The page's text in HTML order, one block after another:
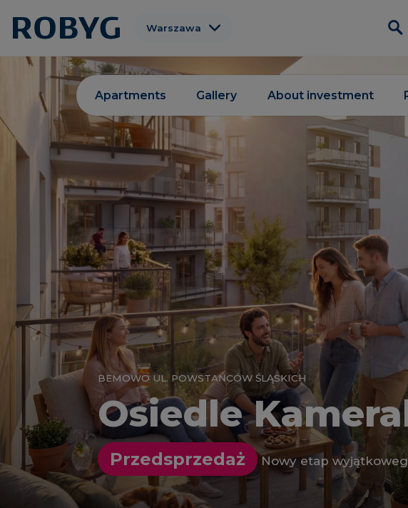
Warszawa
Gdańsk
Poznań
Gdynia
Łódź
BEMOWO UL. POWSTAŃCÓW ŚLĄSKICH
Osiedle
Przedsprzedaż Nowy etap
Apartments Gallery About investment